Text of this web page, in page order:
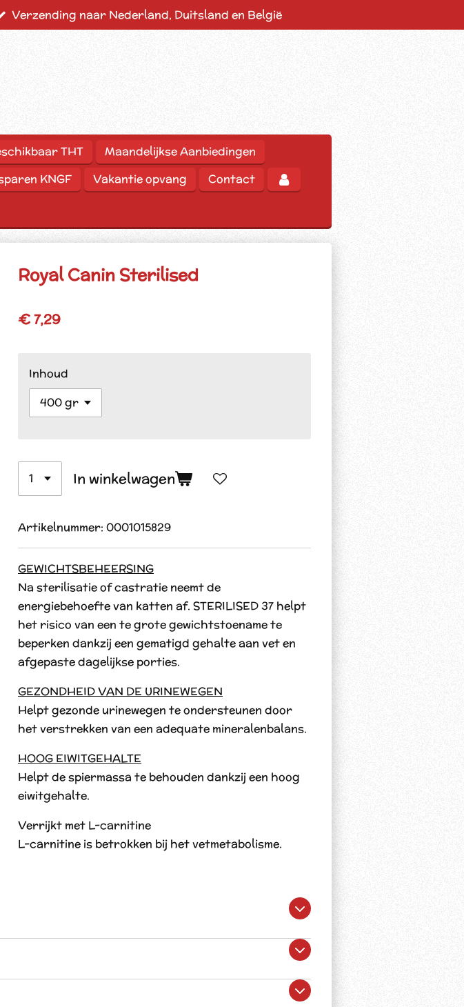
Verzending naar Nederland, Duitsland en België
THT
Maandelijkse Aanbiedingen
KNGF Vakantie opvang Contact
Royal Canin Sterilised
€ 7,29
Inhoud
In winkelwagen
Artikelnummer: 0001015829
GEWICHTSBEHEERSING
Na sterilisatie of castratie neemt de
energiebehoefte van katten af. STERILISED 37 helpt
het risico van een te grote gewichtstoename te
beperken dankzij een gematigd gehalte aan vet en
afgepaste dagelijkse porties.
GEZONDHEID VAN DE URINEWEGEN
Helpt gezonde urinewegen te ondersteunen door
het verstrekken van een adequate mineralenbalans.
HOOG EIWITGEHALTE
Helpt de spiermassa te behouden dankzij een hoog
eiwitgehalte.
Verrijkt met L-carnitine
L-carnitine is betrokken bij het vetmetabolisme.